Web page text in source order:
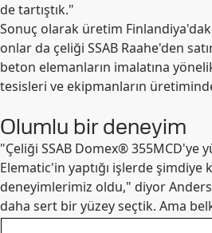
de tartıştık."
Sonuç olarak üretim
onlar da çeliği SSAB Raahe'den
beton elemanların imalatına
tesisleri ve ekipmanların
Olumlu bir deneyim
"Çeliği SSAB Domex® 355MCD'ye
Elematic'in yaptığı işlerde şimdiye
deneyimlerimiz oldu," diyor
daha sert bir yüzey seçtik. Ama